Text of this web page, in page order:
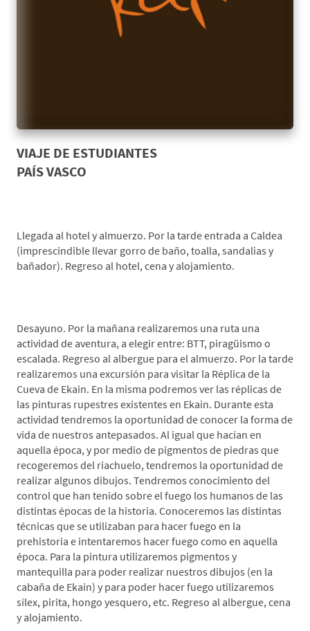
VIAJE DE ESTUDIANTES
PAÍS VASCO
Llegada al hotel y almuerzo. Por la tarde entrada a Caldea
(imprescindible llevar gorro de baño, toalla, sandalias y
bañador). Regreso al hotel, cena y alojamiento.
Desayuno. Por la mañana realizaremos una ruta una
actividad de aventura, a elegir entre: BTT, piragüismo o
escalada. Regreso al albergue para el almuerzo. Por la tarde
realizaremos una excursión para visitar la Réplica de la
Cueva de Ekain. En la misma podremos ver las réplicas de
las pinturas rupestres existentes en Ekain. Durante esta
actividad tendremos la oportunidad de conocer la forma de
vida de nuestros antepasados. Al igual que hacían en
aquella época, y por medio de pigmentos de piedras que
recogeremos del riachuelo, tendremos la oportunidad de
realizar algunos dibujos. Tendremos conocimiento del
control que han tenido sobre el fuego los humanos de las
distintas épocas de la historia. Conoceremos las distintas
técnicas que se utilizaban para hacer fuego en la
prehistoria e intentaremos hacer fuego como en aquella
época. Para la pintura utilizaremos pigmentos y
mantequilla para poder realizar nuestros dibujos (en la
cabaña de Ekain) y para poder hacer fuego utilizaremos
sílex, pirita, hongo yesquero, etc. Regreso al albergue, cena
y alojamiento.